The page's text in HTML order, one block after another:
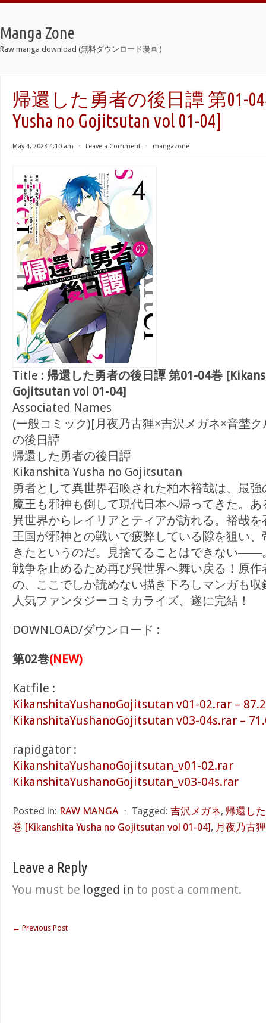
Manga Zone
Raw manga download (無料ダウンロード漫画 )
帰還した勇者の後日譚 第01-04
Yusha no Gojitsutan vol 01-04]
May 4, 2023 4:10 am ⋅ Leave a Comment ⋅ mangazone
Title : 帰還した勇者の後日譚 第01-04巻
Gojitsutan vol 01-04]
Associated Names
(一般コミック)[月夜乃古狸×吉沢メガネ×音埜
の後日譚
帰還した勇者の後日譚
Kikanshita Yusha no Gojitsutan
勇者として異世界召喚された柏木裕哉は、最
魔王も邪神も倒して現代日本へ帰ってきた。
異世界からレイリアとティアが訪れる。裕哉
王国が邪神との戦いで疲弊している隙を狙い
きたというのだ。見捨てることはできない――
戦争を止めるため再び異世界へ舞い戻る！原
の、ここでしか読めない描き下ろしマンガも収
人気ファンタジーコミカライズ、遂に完結！
DOWNLOAD/ダウンロード :
第02巻(NEW)
Katfile :
KikanshitaYushanoGojitsutan v01-02.rar –
KikanshitaYushanoGojitsutan v03-04s.rar –
rapidgator :
KikanshitaYushanoGojitsutan_v01-02.rar
KikanshitaYushanoGojitsutan_v03-04s.rar
Posted in: RAW MANGA ⋅ Tagged: 吉沢メガネ, 帰還し
巻 [Kikanshita Yusha no Gojitsutan vol 01-04], 月夜乃古狸
Leave a Reply
You must be logged in to post a comment.
← Previous Post